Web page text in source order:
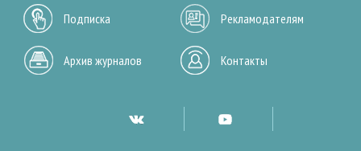
Подписка Рекламодателям
Архив журналов Контакты